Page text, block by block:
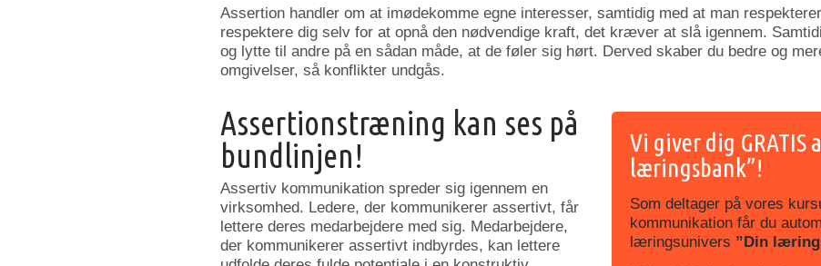
Assertion handler om at imødekomme egne interesser, samtidig med at man
respektere dig selv for at opnå den nødvendige kraft, det kræver at slå igennem.
og lytte til andre på en sådan måde, at de føler sig hørt. Derved skaber du bedre og
omgivelser, så konflikter undgås.
Vi giver dig GRATIS
læringsbank”!
Som deltager på vores
kommunikation får du
læringsunivers ”Din
Assertionstræning kan ses på
bundlinjen!
Assertiv kommunikation spreder sig igennem en
virksomhed. Ledere, der kommunikerer assertivt, får
lettere deres medarbejdere med sig. Medarbejdere,
der kommunikerer assertivt indbyrdes, kan lettere